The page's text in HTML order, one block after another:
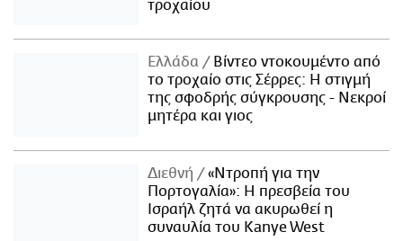
τροχαίου
Ελλάδα
Βίντεο ντοκουμέντο από
το τροχαίο στις Σέρρες: Η στιγμή
της σφοδρής σύγκρουσης - Νεκροί
μητέρα και γιος
Διεθνή
«Ντροπή για την
Πορτογαλία»: Η πρεσβεία του
Ισραήλ ζητά να ακυρωθεί η
συναυλία του Kanye West